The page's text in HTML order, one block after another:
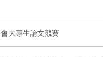
會大專生論文競賽